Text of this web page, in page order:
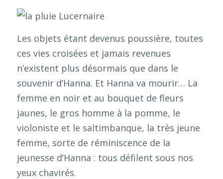
Les objets étant devenus poussière, toutes
ces vies croisées et jamais revenues
n’existent plus désormais que dans le
souvenir d’Hanna. Et Hanna va mourir… La
femme en noir et au bouquet de fleurs
jaunes, le gros homme à la pomme, le
violoniste et le saltimbanque, la très jeune
femme, sorte de réminiscence de la
jeunesse d’Hanna : tous défilent sous nos
yeux chavirés.